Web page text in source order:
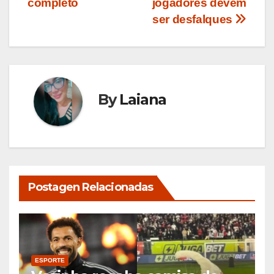
jogadores devem
ser desfalques
completo
ByLaiana
Postagen Relacionadas
ESPORTE